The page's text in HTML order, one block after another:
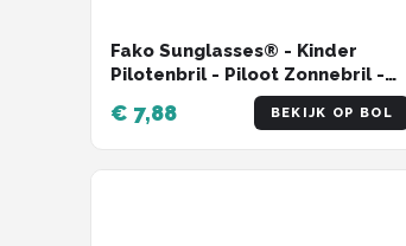
Fako Sunglasses® - Kinder
Pilotenbril - Piloot Zonnebril -
Jongens Zonnebril - Meisjes
Zonnebril - Zilver -
Blauw/Groen
€ 7,88 BEKIJK OP BOL